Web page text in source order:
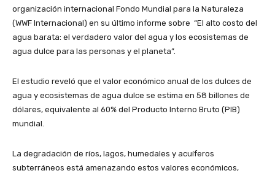
organización internacional Fondo Mundial para la Naturaleza
(WWF Internacional) en su último informe sobre “El alto costo del
agua barata: el verdadero valor del agua y los ecosistemas de
agua dulce para las personas y el planeta”.
El estudio reveló que el valor económico anual de los dulces de
agua y ecosistemas de agua dulce se estima en 58 billones de
dólares, equivalente al 60% del Producto Interno Bruto (PIB)
mundial.
La degradación de ríos, lagos, humedales y acuíferos
subterráneos está amenazando estos valores económicos,